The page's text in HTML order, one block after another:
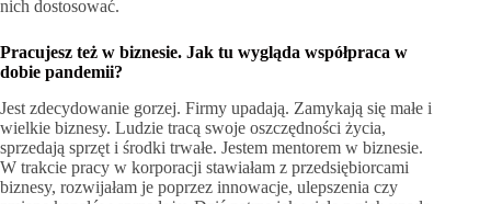
nich dostosować.
Pracujesz też w biznesie. Jak tu wygląda współpraca w
dobie pandemii?
Jest zdecydowanie gorzej. Firmy upadają. Zamykają się małe i
wielkie biznesy. Ludzie tracą swoje oszczędności życia,
sprzedają sprzęt i środki trwałe. Jestem mentorem w biznesie.
W trakcie pracy w korporacji stawiałam z przedsiębiorcami
biznesy, rozwijałam je poprzez innowacje, ulepszenia czy